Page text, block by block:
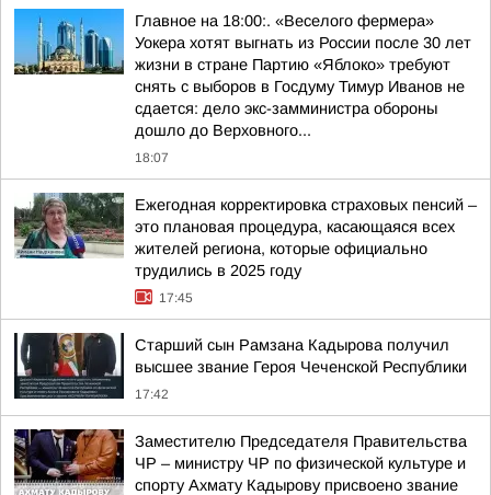
Главное на 18:00:. «Веселого фермера»
Уокера хотят выгнать из России после 30 лет
жизни в стране Партию «Яблоко» требуют
снять с выборов в Госдуму Тимур Иванов не
сдается: дело экс-замминистра обороны
дошло до Верховного...
18:07
Ежегодная корректировка страховых пенсий –
это плановая процедура, касающаяся всех
жителей региона, которые официально
трудились в 2025 году
17:45
Старший сын Рамзана Кадырова получил
высшее звание Героя Чеченской Республики
17:42
Заместителю Председателя Правительства
ЧР – министру ЧР по физической культуре и
спорту Ахмату Кадырову присвоено звание